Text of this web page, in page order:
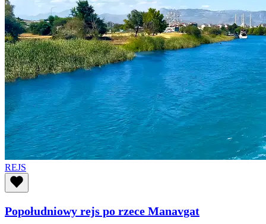
REJS
Popołudniowy rejs po rzece Manavgat